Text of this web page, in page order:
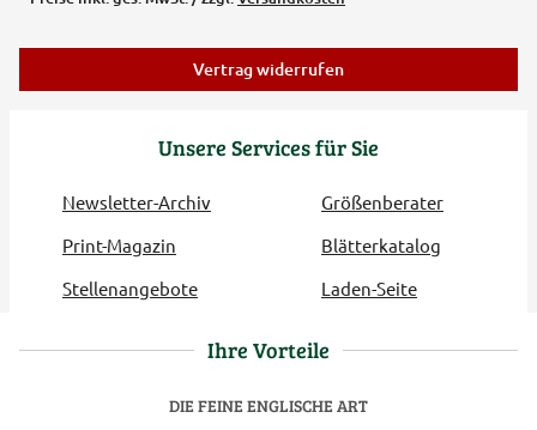
Unsere Services für Sie
Newsletter-Archiv
Größenberater
Print-Magazin
Blätterkatalog
Stellenangebote
Laden-Seite
Vertrag widerrufen
Ihre Vorteile
DIE FEINE ENGLISCHE ART